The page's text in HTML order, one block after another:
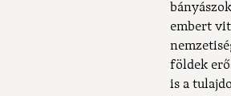
embert
földek
is a